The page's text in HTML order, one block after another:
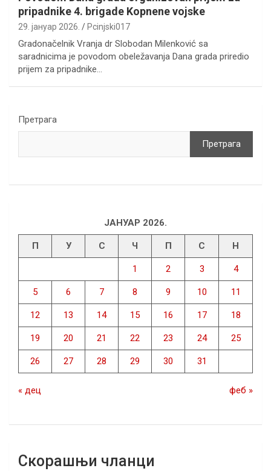
pripadnike 4. brigade Kopnene vojske
29. јануар 2026. Pcinjski017
Gradonačelnik Vranja dr Slobodan Milenković sa
saradnicima je povodom obeležavanja Dana grada priredio
prijem za pripadnike…
Претрага
Претрага
ЈАНУАР 2026.
П У С Ч П С Н
1 2 3 4
5 6 7 8 9 10 11
12 13 14 15 16 17 18
19 20 21 22 23 24 25
26 27 28 29 30 31
« дец феб »
Скорашњи чланци